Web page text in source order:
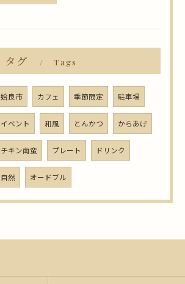
タグ Tags
姶良市 カフェ 季節限定 駐車場
イベント 和風 とんかつ からあげ
チキン南蛮 プレート ドリンク
自然 オードブル